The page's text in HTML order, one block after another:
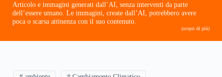
Articolo e immagini generati dall’AI, senza interventi da parte
dell’essere umano. Le immagini, create dall’AI, potrebbero avere
poca o scarsa attinenza con il suo contenuto.
(scopri di più)